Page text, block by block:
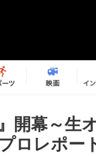
開幕～生
ロレポー